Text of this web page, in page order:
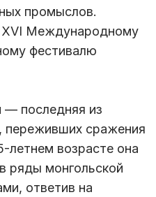
промыслов.
XVI Международному
фестивалю
— последняя из
переживших сражения
летнем возрасте она
ряды монгольской
ответив на